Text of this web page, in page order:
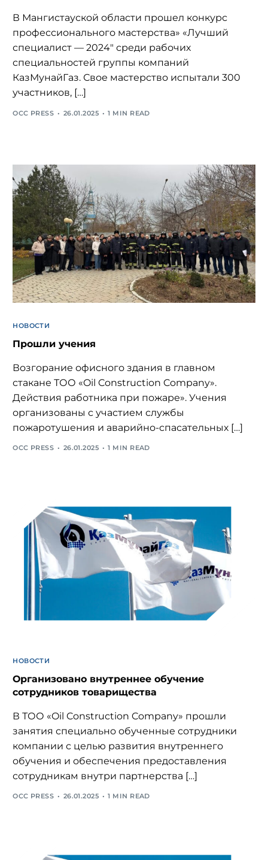
В Мангистауской области прошел конкурс
профессионального мастерства» «Лучший
специалист — 2024″ среди рабочих
специальностей группы компаний
КазМунайГаз. Свое мастерство испытали 300
участников, […]
OCC PRESS 26.01.2025 1 MIN READ
НОВОСТИ
Прошли учения
Возгорание офисного здания в главном
стакане ТОО «Oil Construction Company».
Действия работника при пожаре». Учения
организованы с участием службы
пожаротушения и аварийно-спасательных […]
OCC PRESS 26.01.2025 1 MIN READ
НОВОСТИ
Организовано внутреннее обучение
сотрудников товарищества
В ТОО «Oil Construction Company» прошли
занятия специально обученные сотрудники
компании с целью развития внутреннего
обучения и обеспечения предоставления
сотрудникам внутри партнерства […]
OCC PRESS 26.01.2025 1 MIN READ